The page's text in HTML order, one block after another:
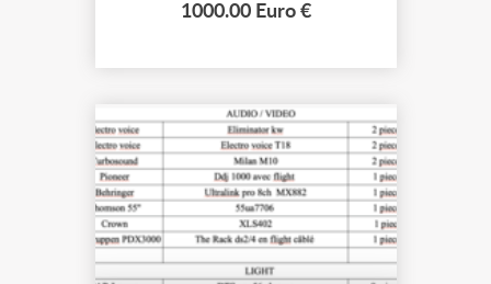
l...
1000.00 Euro €